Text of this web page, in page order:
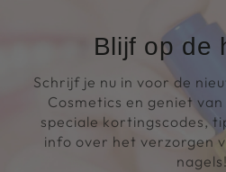
Blijf op de
Schrijf je nu in voor de
Cosmetics en geniet
speciale kortingscodes,
info over het verzorgen
nagels!